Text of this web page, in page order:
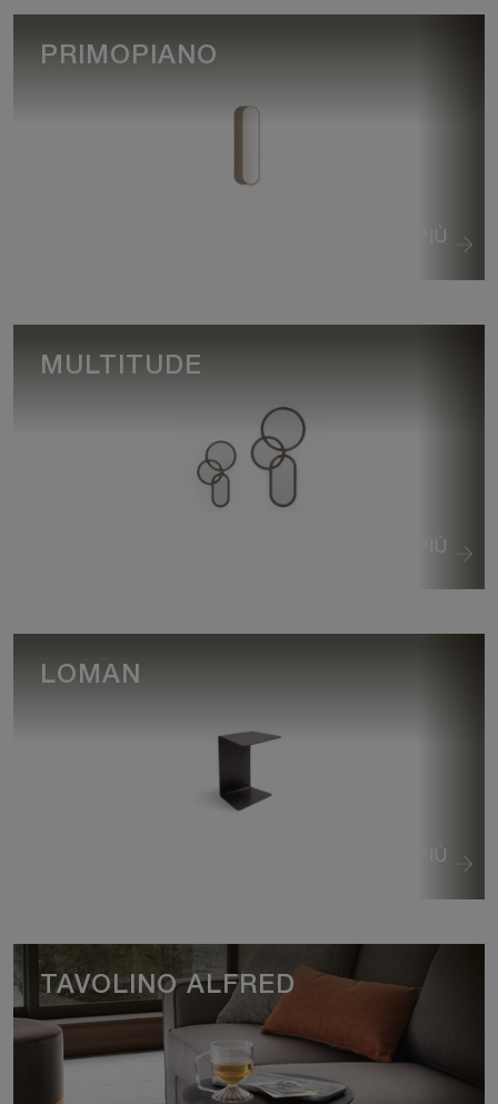
VEDI DI PIÙ
PRIMOPIANO
VEDI DI PIÙ
MULTITUDE
VEDI DI PIÙ
LOMAN
TAVOLINO ALFRED